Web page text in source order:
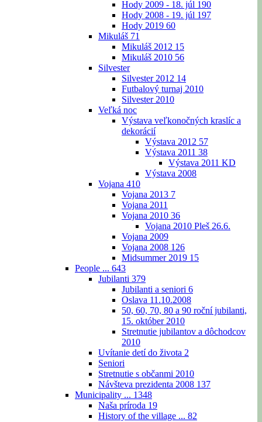
Hody 2009 - 18. júl 190
Hody 2008 - 19. júl 197
Hody 2019 60
Mikuláš 71
Mikuláš 2012 15
Mikuláš 2010 56
Silvester
Silvester 2012 14
Futbalový turnaj 2010
Silvester 2010
Veľká noc
Výstava veľkonočných kraslíc a
dekorácií
Výstava 2012 57
Výstava 2011 38
Výstava 2011 KD
Výstava 2008
Vojana 410
Vojana 2013 7
Vojana 2011
Vojana 2010 36
Vojana 2010 Pleš 26.6.
Vojana 2009
Vojana 2008 126
Midsummer 2019 15
People ... 643
Jubilanti 379
Jubilanti a seniori 6
Oslava 11.10.2008
50, 60, 70, 80 a 90 roční jubilanti,
15. október 2010
Stretnutie jubilantov a dôchodcov
2010
Uvítanie detí do života 2
Seniori
Stretnutie s občanmi 2010
Návšteva prezidenta 2008 137
Municipality ... 1348
Naša príroda 19
History of the village ... 82